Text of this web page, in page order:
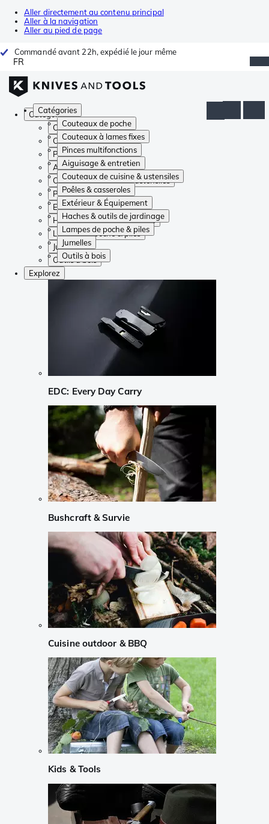
Aller directement au contenu principal
Aller à la navigation
Aller au pied de page
Commandé avant 22h, expédié le jour même
FR
Catégories
Couteaux de poche
Couteaux à lames fixes
Pinces multifonctions
Aiguisage & entretien
Couteaux de cuisine & ustensiles
Poêles & casseroles
Extérieur & Équipement
Haches & outils de jardinage
Lampes de poche & piles
Jumelles
Outils à bois
Catégories
Couteaux de poche
Couteaux à lames fixes
Pinces multifonctions
Aiguisage & entretien
Couteaux de cuisine & ustensiles
Poêles & casseroles
Extérieur & Équipement
Haches & outils de jardinage
Lampes de poche & piles
Jumelles
Outils à bois
Explorez
EDC: Every Day Carry
Bushcraft & Survie
Cuisine outdoor & BBQ
Kids & Tools